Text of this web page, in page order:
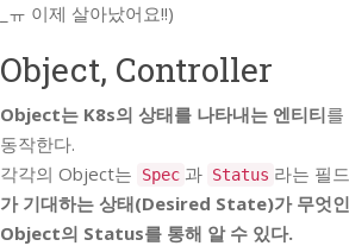
_ㅠ 이제 살아났어요!!)
Object, Controller
Object는 K8s의 상태를 나타내는 엔티티
동작한다.
각각의 Object는
Spec 과 Status 라는 필
가 기대하는 상태(Desired State)가 무엇
Object의 Status를 통해 알 수 있다.